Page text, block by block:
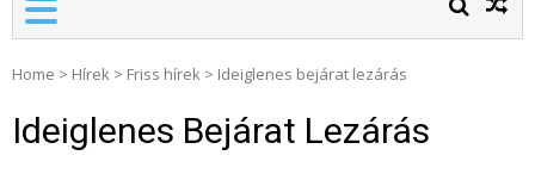
Home > Hírek > Friss hírek > Ideiglenes bejárat lezárás
Ideiglenes Bejárat Lezárás